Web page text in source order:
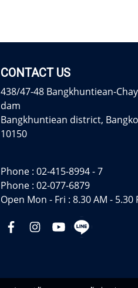
CONTACT US
438/47-48 Bangkhuntiean-
dam
Bangkhuntiean district,
10150
Phone : 02-415-8994 - 7
Phone : 02-077-6879
Open Mon - Fri : 8.30 AM - 5.30